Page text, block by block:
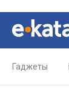
Гаджеты